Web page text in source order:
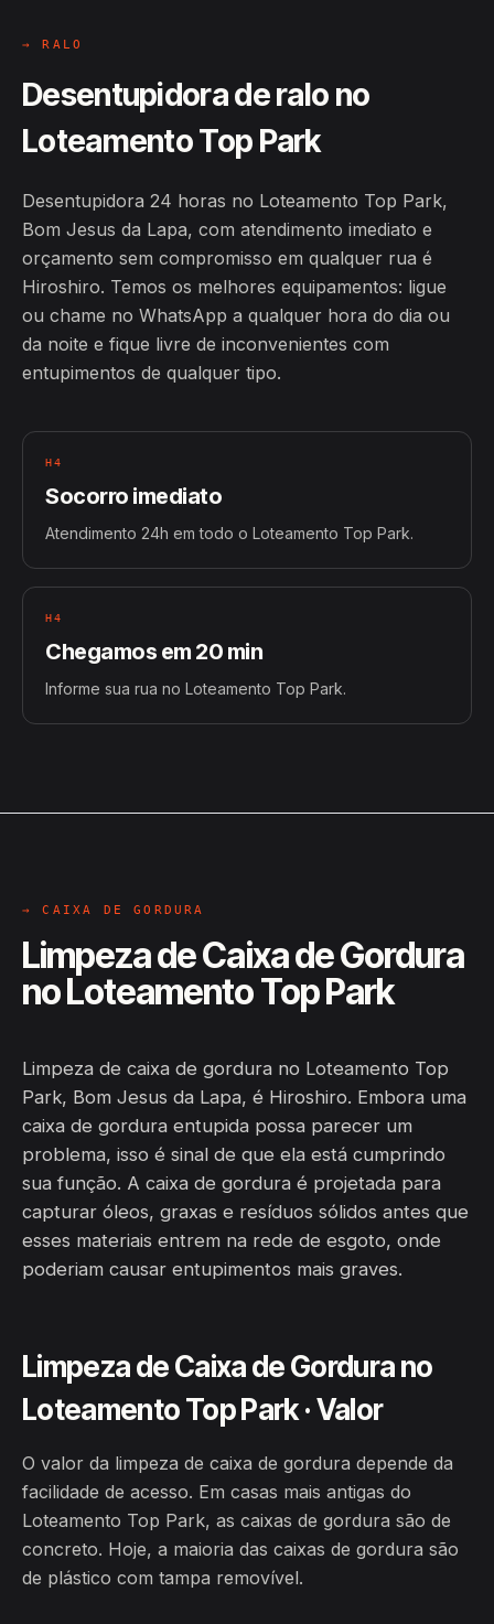
→ RALO
Desentupidora de ralo no
Loteamento Top Park
Desentupidora 24 horas no Loteamento Top Park,
Bom Jesus da Lapa, com atendimento imediato e
orçamento sem compromisso em qualquer rua é
Hiroshiro. Temos os melhores equipamentos: ligue
ou chame no WhatsApp a qualquer hora do dia ou
da noite e fique livre de inconvenientes com
entupimentos de qualquer tipo.
H4
Socorro imediato
Atendimento 24h em todo o Loteamento Top Park.
H4
Chegamos em 20 min
Informe sua rua no Loteamento Top Park.
→ CAIXA DE GORDURA
Limpeza de Caixa de Gordura
no Loteamento Top Park
Limpeza de caixa de gordura no Loteamento Top
Park, Bom Jesus da Lapa, é Hiroshiro. Embora uma
caixa de gordura entupida possa parecer um
problema, isso é sinal de que ela está cumprindo
sua função. A caixa de gordura é projetada para
capturar óleos, graxas e resíduos sólidos antes que
esses materiais entrem na rede de esgoto, onde
poderiam causar entupimentos mais graves.
Limpeza de Caixa de Gordura no
Loteamento Top Park · Valor
O valor da limpeza de caixa de gordura depende da
facilidade de acesso. Em casas mais antigas do
Loteamento Top Park, as caixas de gordura são de
concreto. Hoje, a maioria das caixas de gordura são
de plástico com tampa removível.